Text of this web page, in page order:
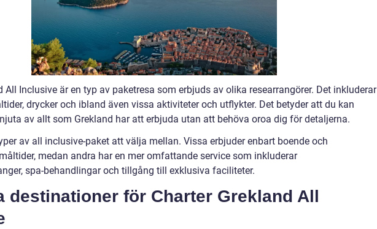
All Inclusive är en typ av paketresa som erbjuds av olika researrangörer. Det inkluderar
drycker och ibland även vissa aktiviteter och utflykter. Det betyder att du kan
av allt som Grekland har att erbjuda utan att behöva oroa dig för detaljerna.
av all inclusive-paket att välja mellan. Vissa erbjuder enbart boende och
medan andra har en mer omfattande service som inkluderar
spa-behandlingar och tillgång till exklusiva faciliteter.
destinationer för Charter Grekland All